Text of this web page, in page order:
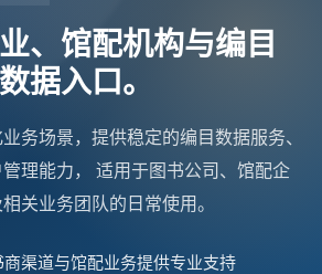
、馆配机构与编目
据入口。
务场景，提供稳定的编目数据服务、
理能力， 适用于图书公司、馆配企
关业务团队的日常使用。
渠道与馆配业务提供专业支持